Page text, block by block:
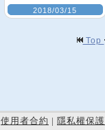
2018/03/15
Top
使用者合約 | 隱私權保護